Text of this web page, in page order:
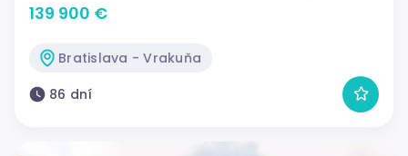
139 900 €
Bratislava - Vrakuňa
86 dní